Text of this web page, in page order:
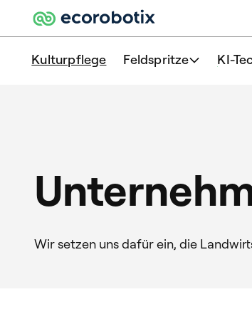
Kulturpflege Feldspritze KI-
Wir setzen uns dafür ein, die